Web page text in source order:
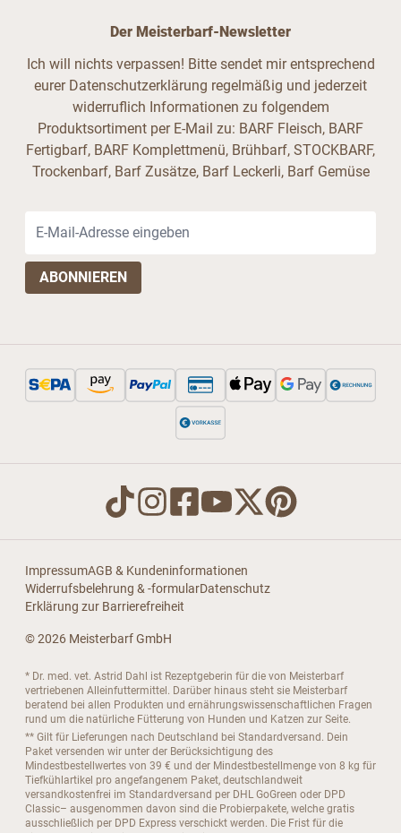
Der Meisterbarf-Newsletter
Ich will nichts verpassen! Bitte sendet mir entsprechend
eurer Datenschutzerklärung regelmäßig und jederzeit
widerruflich Informationen zu folgendem
Produktsortiment per E-Mail zu: BARF Fleisch, BARF
Fertigbarf, BARF Komplettmenü, Brühbarf, STOCKBARF,
Trockenbarf, Barf Zusätze, Barf Leckerli, Barf Gemüse
ImpressumAGB & Kundeninformationen
Widerrufsbelehrung & -formularDatenschutz
Erklärung zur Barrierefreiheit
© 2026 Meisterbarf GmbH
* Dr. med. vet. Astrid Dahl ist Rezeptgeberin für die von Meisterbarf
vertriebenen Alleinfuttermittel. Darüber hinaus steht sie Meisterbarf
beratend bei allen Produkten und ernährungswissenschaftlichen Fragen
rund um die natürliche Fütterung von Hunden und Katzen zur Seite.
** Gilt für Lieferungen nach Deutschland bei Standardversand. Dein
Paket versenden wir unter der Berücksichtigung des
Mindestbestellwertes von 39 € und der Mindestbestellmenge von 8 kg für
Tiefkühlartikel pro angefangenem Paket, deutschlandweit
versandkostenfrei im Standardversand per DHL GoGreen oder DPD
Classic– ausgenommen davon sind die Probierpakete, welche gratis
ausschließlich per DPD Express verschickt werden. Die Frist für die